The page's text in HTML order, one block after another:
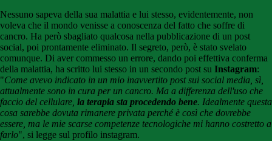
Nessuno sapeva della sua malattia e lui stesso, evidentemente, non
voleva che il mondo venisse a conoscenza del fatto che soffre di
cancro. Ha però sbagliato qualcosa nella pubblicazione di un post
social, poi prontamente eliminato. Il segreto, però, è stato svelato
comunque. Di aver commesso un errore, dando poi effettiva conferma
della malattia, ha scritto lui stesso in un secondo post su Instagram:
"Come avevo indicato in un mio inavvertito post sui social media, sì,
attualmente sono in cura per un cancro. Ma a differenza dell'uso che
faccio del cellulare, la terapia sta procedendo bene. Idealmente questa
cosa sarebbe dovuta rimanere privata perché è così che dovrebbe
essere, ma le mie scarse competenze tecnologiche mi hanno costretto a
farlo", si legge sul profilo instagram.